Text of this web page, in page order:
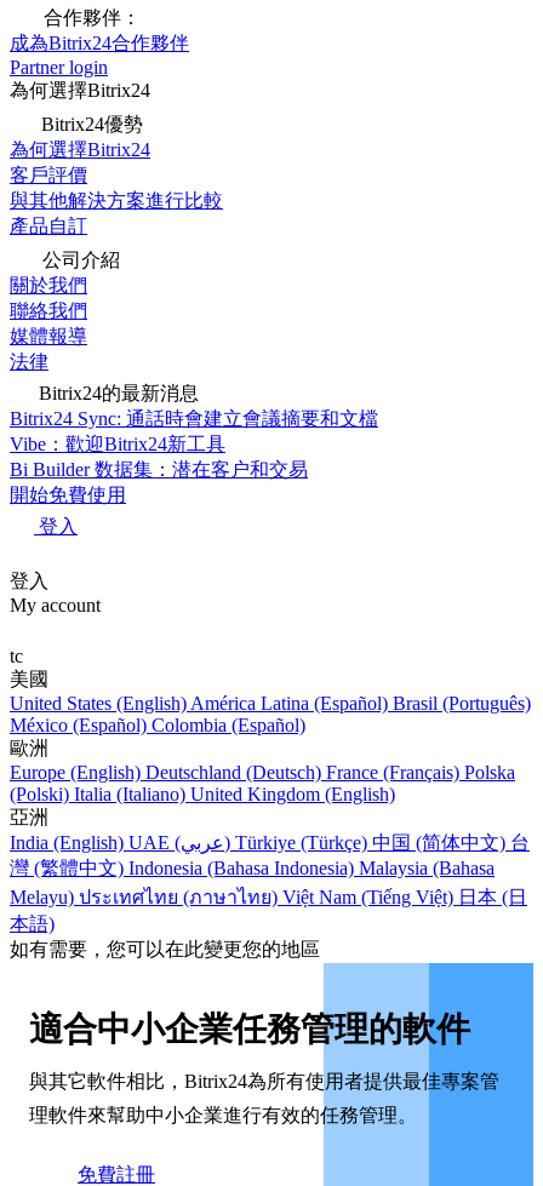
合作夥伴：
成為Bitrix24合作夥伴
Partner login
為何選擇Bitrix24
Bitrix24優勢
為何選擇Bitrix24
客戶評價
與其他解決方案進行比較
產品自訂
公司介紹
關於我們
聯絡我們
媒體報導
法律
Bitrix24的最新消息
Bitrix24 Sync: 通話時會建立會議摘要和文檔
Vibe：歡迎Bitrix24新工具
Bi Builder 数据集：潜在客户和交易
開始免費使用
登入
登入
My account
tc
美國
United States (English) América Latina (Español) Brasil (Português)
México (Español) Colombia (Español)
歐洲
Europe (English) Deutschland (Deutsch) France (Français) Polska
(Polski) Italia (Italiano) United Kingdom (English)
亞洲
India (English)
UAE (عربي) Türkiye (Türkçe) 中国 (简体中文) 台
灣 (繁體中文) Indonesia (Bahasa Indonesia) Malaysia (Bahasa
Melayu) ประเทศไทย (ภาษาไทย) Việt Nam (Tiếng Việt) 日本 (日
本語)
如有需要，您可以在此變更您的地區
適合中小企業任務管理的軟件
與其它軟件相比，Bitrix24為所有使用者提供最佳專案管
理軟件來幫助中小企業進行有效的任務管理。
免費註冊